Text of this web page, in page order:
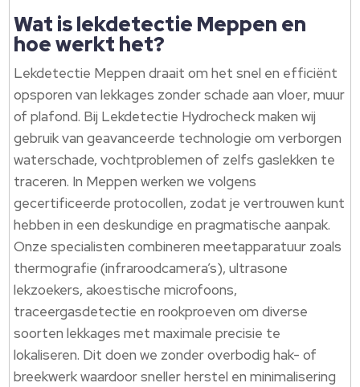
Wat is lekdetectie Meppen en
hoe werkt het?
Lekdetectie Meppen draait om het snel en efficiënt
opsporen van lekkages zonder schade aan vloer, muur
of plafond. Bij Lekdetectie Hydrocheck maken wij
gebruik van geavanceerde technologie om verborgen
waterschade, vochtproblemen of zelfs gaslekken te
traceren. In Meppen werken we volgens
gecertificeerde protocollen, zodat je vertrouwen kunt
hebben in een deskundige en pragmatische aanpak.
Onze specialisten combineren meetapparatuur zoals
thermografie (infraroodcamera’s), ultrasone
lekzoekers, akoestische microfoons,
traceergasdetectie en rookproeven om diverse
soorten lekkages met maximale precisie te
lokaliseren. Dit doen we zonder overbodig hak- of
breekwerk waardoor sneller herstel en minimalisering